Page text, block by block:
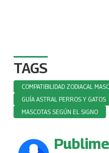
TAGS
COMPATIBILIDAD ZODIACAL
GUÍA ASTRAL PERROS Y GATOS
MASCOTAS SEGÚN EL SIGNO